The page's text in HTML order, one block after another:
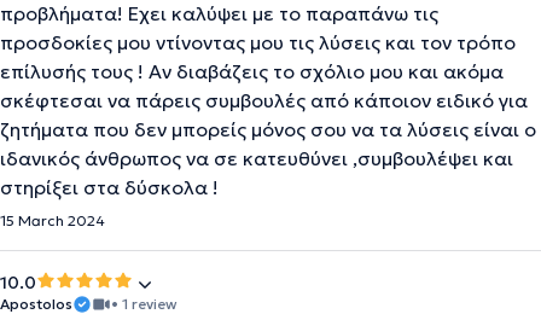
προβλήματα! Εχει καλύψει με το παραπάνω τις
προσδοκίες μου ντίνοντας μου τις λύσεις και τον τρόπο
επίλυσής τους ! Αν διαβάζεις το σχόλιο μου και ακόμα
σκέφτεσαι να πάρεις συμβουλές από κάποιον ειδικό για
ζητήματα που δεν μπορείς μόνος σου να τα λύσεις είναι ο
ιδανικός άνθρωπος να σε κατευθύνει ,συμβουλέψει και
στηρίξει στα δύσκολα !
15 March 2024
10.0
Apostolos • 1 review